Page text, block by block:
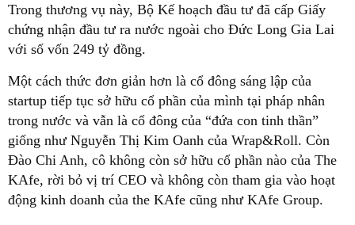
Trong thương vụ này, Bộ Kế hoạch đầu tư đã cấp Giấy
chứng nhận đầu tư ra nước ngoài cho Đức Long Gia Lai
với số vốn 249 tỷ đồng.
Một cách thức đơn giản hơn là cổ đông sáng lập của
startup tiếp tục sở hữu cổ phần của mình tại pháp nhân
trong nước và vẫn là cổ đông của “đứa con tinh thần”
giống như Nguyễn Thị Kim Oanh của Wrap&Roll. Còn
Đào Chi Anh, cô không còn sở hữu cổ phần nào của The
KAfe, rời bỏ vị trí CEO và không còn tham gia vào hoạt
động kinh doanh của the KAfe cũng như KAfe Group.